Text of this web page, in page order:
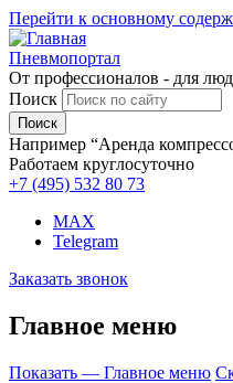
Перейти к основному
Пневмопортал
От профессионалов - для
Поиск
Например “Аренда
Работаем круглосуточно
+7 (495) 532 80 73
MAX
Telegram
Заказать звонок
Главное меню
Показать — Главное меню